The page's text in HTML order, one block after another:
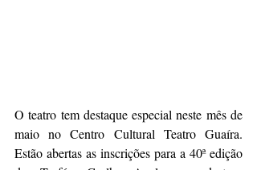
O teatro tem destaque especial neste mês de
maio no Centro Cultural Teatro Guaíra.
Estão abertas as inscrições para a 40ª edição